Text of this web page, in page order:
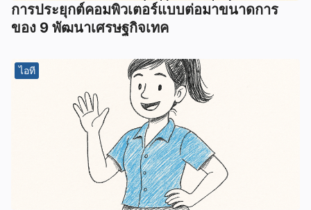
การประยุกต์คอมพิวเตอร์แบบต่อมาขนาดการ
ของ 9 พัฒนาเศรษฐกิจเทค
ไอที